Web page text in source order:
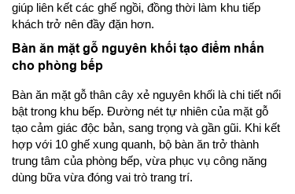
giúp liên kết các ghế ngồi, đồng thời làm khu tiếp
khách trở nên đầy đặn hơn.
Bàn ăn mặt gỗ nguyên khối tạo điểm nhấn
cho phòng bếp
Bàn ăn mặt gỗ thân cây xẻ nguyên khối là chi tiết nổi
bật trong khu bếp. Đường nét tự nhiên của mặt gỗ
tạo cảm giác độc bản, sang trọng và gần gũi. Khi kết
hợp với 10 ghế xung quanh, bộ bàn ăn trở thành
trung tâm của phòng bếp, vừa phục vụ công năng
dùng bữa vừa đóng vai trò trang trí.